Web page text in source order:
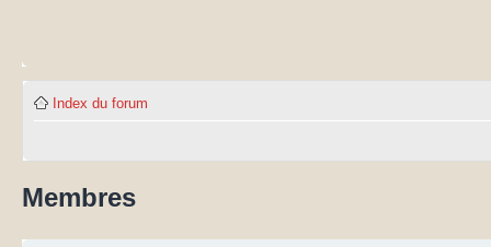
Index du forum
Membres